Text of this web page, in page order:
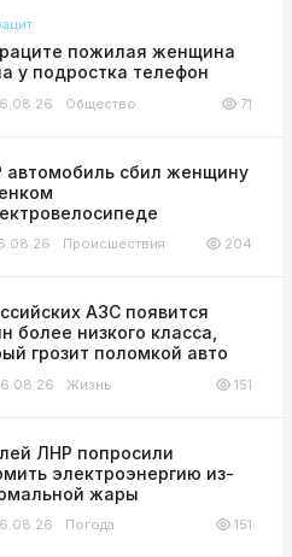
пожилая женщина
у подростка телефон
Общество 71
автомобиль сбил женщину
Происшествия 204
АЗС появится
более низкого класса,
грозит поломкой авто
Жизнь 151
ЛНР попросили
электроэнергию из-
жары
Погода 151